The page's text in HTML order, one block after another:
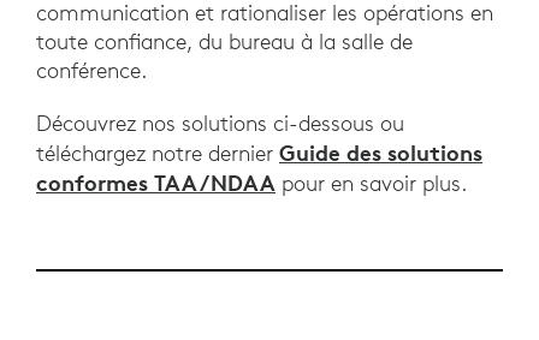
communication et rationaliser les opérations en
toute confiance, du bureau à la salle de
conférence.
Découvrez nos solutions ci-dessous ou
téléchargez notre dernier Guide des solutions
conformes TAA/NDAA pour en savoir plus.